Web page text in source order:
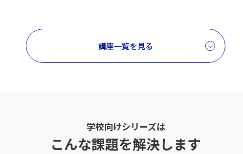
講座一覧を見る
学校向けシリーズは
こんな課題を解決します